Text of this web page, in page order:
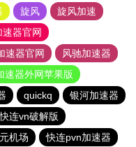
旋风
旋风加速
器官网
速器官网
风驰加速器
速器外网苹果版
quickq
银河加速器
快连vn破解版
机场 快连pvn加速器